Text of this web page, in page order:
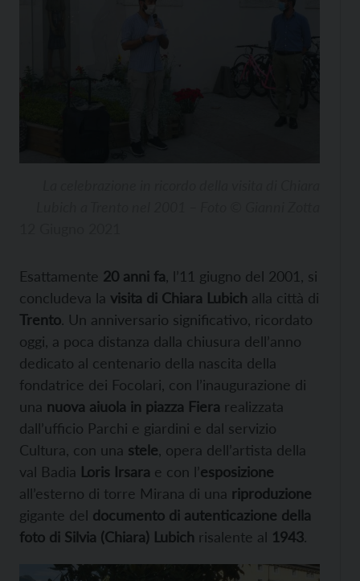
Esattamente 20 anni fa , l’11 giugno del 2001, si
concludeva la visita di Chiara Lubich alla città di
Trento. Un anniversario significativo, ricordato
oggi, a poca distanza dalla chiusura dell’anno
dedicato al centenario della nascita della
fondatrice dei Focolari, con l’inaugurazione di
una nuova aiuola in piazza Fiera realizzata
dall’ufficio Parchi e giardini e dal servizio
Cultura, con una stele , opera dell’artista della
val Badia Loris Irsara e con l’esposizione
all’esterno di torre Mirana di una riproduzione
gigante del documento di autenticazione della
foto di Silvia (Chiara) Lubich risalente al 1943.